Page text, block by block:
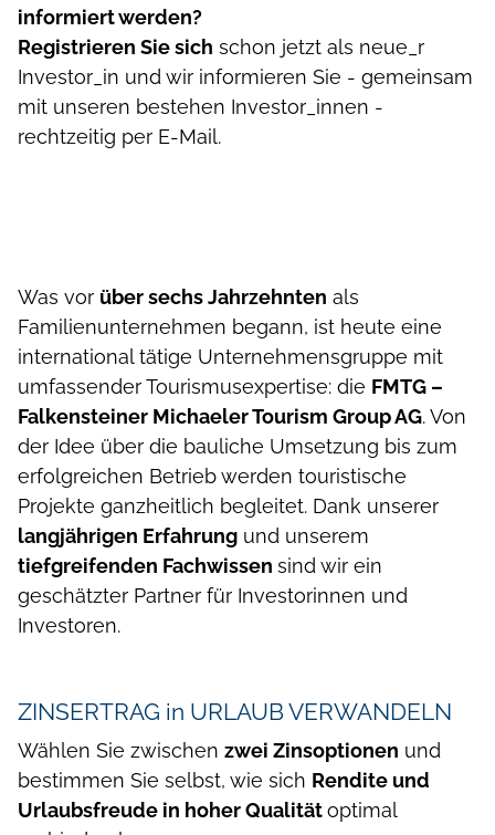
informiert werden?
Registrieren Sie sich schon jetzt als neue_r
Investor_in und wir informieren Sie - gemeinsam
mit unseren bestehen Investor_innen -
rechtzeitig per E-Mail.
Was vor über sechs Jahrzehnten als
Familienunternehmen begann, ist heute eine
international tätige Unternehmensgruppe mit
umfassender Tourismusexpertise: die FMTG –
Falkensteiner Michaeler Tourism Group AG. Von
der Idee über die bauliche Umsetzung bis zum
erfolgreichen Betrieb werden touristische
Projekte ganzheitlich begleitet. Dank unserer
langjährigen Erfahrung und unserem
tiefgreifenden Fachwissen sind wir ein
geschätzter Partner für Investorinnen und
Investoren.
ZINSERTRAG in URLAUB VERWANDELN
Wählen Sie zwischen zwei Zinsoptionen und
bestimmen Sie selbst, wie sich Rendite und
Urlaubsfreude in hoher Qualitätoptimal